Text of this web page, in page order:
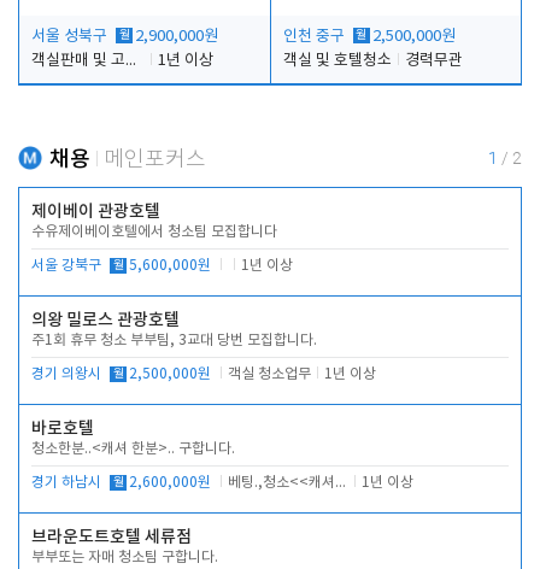
서울 성북구 월 2,900,000원
객실판매 및 고객응대
1년 이상
인천 중구 월 2,500,000원
객실 및 호텔청소
경력무관
채용 메인포커스 1 / 2
제이베이 관광호텔
수유제이베이호텔에서 청소팀 모집합니다
서울 강북구 월 5,600,000원 1년 이상
의왕 밀로스 관광호텔
주1회 휴무 청소 부부팀, 3교대 당번 모집합니다.
경기 의왕시 월 2,500,000원 객실 청소업무 1년 이상
바로호텔
청소한분..<캐셔 한분>.. 구합니다.
경기 하남시 월 2,600,000원 베팅.,청소<<캐셔 모셔봅니다. 1년 이상
브라운도트호텔 세류점
부부또는 자매 청소팀 구합니다.